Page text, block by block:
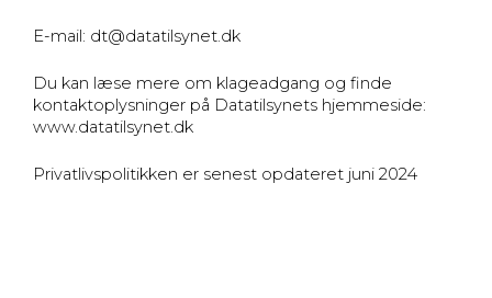
E-mail: dt@datatilsynet.dk
Du kan læse mere om klageadgang og finde
kontaktoplysninger på Datatilsynets hjemmeside:
www.datatilsynet.dk
Privatlivspolitikken er senest opdateret juni 2024